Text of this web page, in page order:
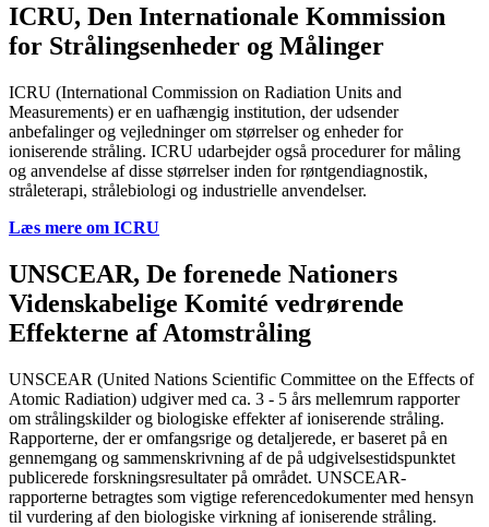
ICRU, Den Internationale Kommission
for Strålingsenheder og Målinger
ICRU (International Commission on Radiation Units and
Measurements) er en uafhængig institution, der udsender
anbefalinger og vejledninger om størrelser og enheder for
ioniserende stråling. ICRU udarbejder også procedurer for måling
og anvendelse af disse størrelser inden for røntgendiagnostik,
stråleterapi, strålebiologi og industrielle anvendelser.
Læs mere om ICRU
UNSCEAR, De forenede Nationers
Videnskabelige Komité vedrørende
Effekterne af Atomstråling
UNSCEAR (United Nations Scientific Committee on the Effects of
Atomic Radiation) udgiver med ca. 3 - 5 års mellemrum rapporter
om strålingskilder og biologiske effekter af ioniserende stråling.
Rapporterne, der er omfangsrige og detaljerede, er baseret på en
gennemgang og sammenskrivning af de på udgivelsestidspunktet
publicerede forskningsresultater på området. UNSCEAR-
rapporterne betragtes som vigtige referencedokumenter med hensyn
til vurdering af den biologiske virkning af ioniserende stråling.